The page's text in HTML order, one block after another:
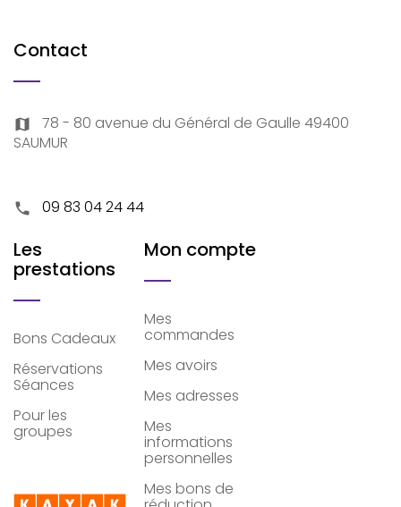
Contact
map
78 - 80 avenue du Général de Gaulle 49400
SAUMUR
phone 09 83 04 24 44
Les
prestations
Bons Cadeaux
Réservations
Séances
Pour les
groupes
Mon compte
Mes
commandes
Mes avoirs
Mes adresses
Mes
informations
personnelles
Mes bons de